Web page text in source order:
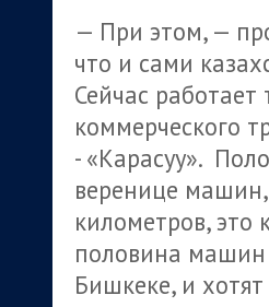
— При этом, —
что и сами
Сейчас
коммерческого
- «Карасуу».
веренице машин,
километров, это
половина машин
Бишкеке, и